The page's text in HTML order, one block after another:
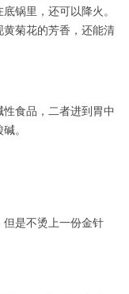
锅里，还可以降火。
菊花的芳香，还能清
食品，二者进到胃中
。
是不烫上一份金针